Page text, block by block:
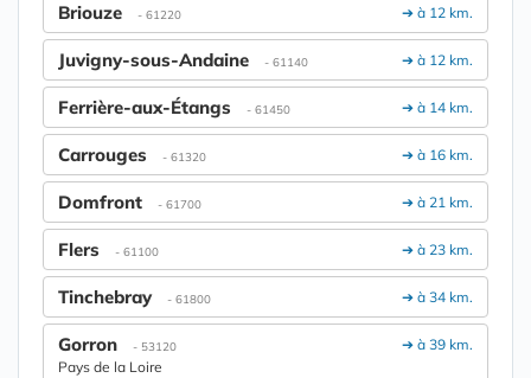
➔ à 12 km.
Briouze - 61220
➔ à 12 km.
Juvigny-sous-Andaine - 61140
➔ à 14 km.
Ferrière-aux-Étangs - 61450
➔ à 16 km.
Carrouges - 61320
➔ à 21 km.
Domfront - 61700
➔ à 23 km.
Flers - 61100
➔ à 34 km.
Tinchebray - 61800
➔ à 39 km.
Gorron - 53120
Pays de la Loire